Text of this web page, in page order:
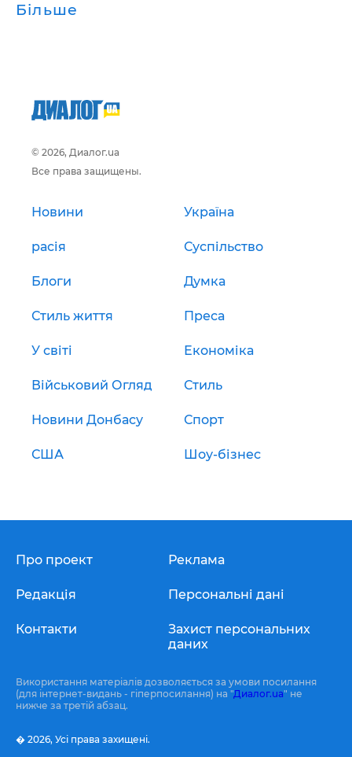
Більше
© 2026, Диалог.ua
Все права защищены.
Новини Україна
расія Суспільство
Блоги Думка
Стиль життя Преса
У світі Економіка
Військовий Огляд Стиль
Новини Донбасу Спорт
США Шоу-бізнес
Про проект
Редакція
Контакти
Реклама
Персональні дані
Захист персональних
даних
Використання матеріалів дозволяється за умови посилання
(для інтернет-видань - гіперпосилання) на "Диалог.ua" не
нижче за третій абзац.
� 2026, Усі права захищені.